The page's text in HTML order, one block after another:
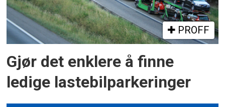
PROFF
Gjør det enklere å finne
ledige lastebilparkeringer